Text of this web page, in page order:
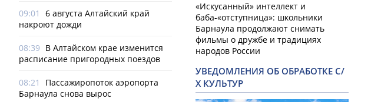
09:01
6 августа Алтайский край
накроют дожди
08:39 В Алтайском крае изменится
расписание пригородных поездов
08:21
Пассажиропоток аэропорта
Барнаула снова вырос
«Искусанный» интеллект и
баба-«отступница»: школьники
Барнаула продолжают снимать
фильмы о дружбе и традициях
народов России
УВЕДОМЛЕНИЯ ОБ ОБРАБОТКЕ С/
Х КУЛЬТУР